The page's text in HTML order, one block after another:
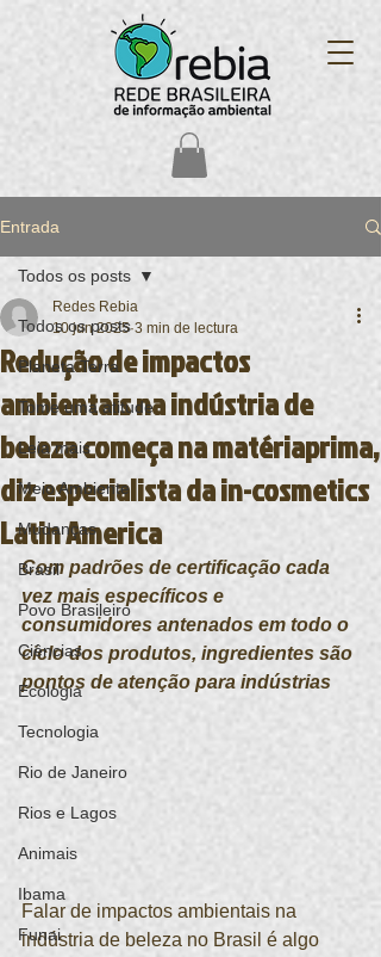
Entrada
Todos os posts
Planeta Terra
Tome uma atitude
Leia mais
Meio Ambiente
Mudanças
Brasil
Povo Brasileiro
Ciências
Ecologia
Tecnologia
Rio de Janeiro
Rios e Lagos
Animais
Ibama
Funai
Todos os posts
Redução de impactos
ambientais na indústria de
beleza começa na matériaprima,
diz especialista da in-cosmetics
Latin America
Redes Rebia
10 jun 2025 3 min de lectura
Com padrões de certificação cada
vez mais específicos e
consumidores antenados em todo o
ciclo dos produtos, ingredientes são
pontos de atenção para indústrias
Falar de impactos ambientais na
indústria de beleza no Brasil é algo